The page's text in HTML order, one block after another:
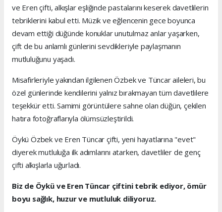
ve Eren çifti, alkışlar eşliğinde pastalarını keserek davetlilerin
tebriklerini kabul etti. Müzik ve eğlencenin gece boyunca
devam ettiği düğünde konuklar unutulmaz anlar yaşarken,
çift de bu anlamlı günlerini sevdikleriyle paylaşmanın
mutluluğunu yaşadı.
Misafirleriyle yakından ilgilenen Özbek ve Tüncar aileleri, bu
özel günlerinde kendilerini yalnız bırakmayan tüm davetlilere
teşekkür etti. Samimi görüntülere sahne olan düğün, çekilen
hatıra fotoğraflarıyla ölümsüzleştirildi.
Öykü Özbek ve Eren Tüncar çifti, yeni hayatlarına "evet"
diyerek mutluluğa ilk adımlarını atarken, davetliler de genç
çifti alkışlarla uğurladı.
Biz de Öykü ve Eren Tüncar çiftini tebrik ediyor, ömür
boyu sağlık, huzur ve mutluluk diliyoruz.